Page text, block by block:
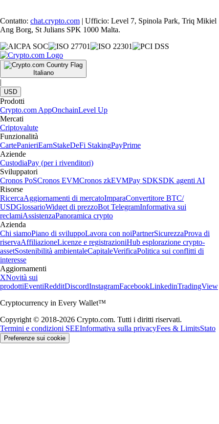
Contatto: chat.crypto.com | Ufficio: Level 7, Spinola Park, Triq Mikiel
Ang Borg, St Julians SPK 1000 Malta.
Italiano
|
USD
Prodotti
Crypto.com AppOnchainLevel Up
Mercati
Criptovalute
Funzionalità
CartePanieriEarnStakeDeFi StakingPayPrime
Aziende
CustodiaPay (per i rivenditori)
Sviluppatori
Cronos PoSCronos EVMCronos zkEVMPay SDKSDK agenti AI
Risorse
RicercaAggiornamenti di mercatoImparaConvertitore BTC/
USDGlossarioWidget di prezzoBot TelegramInformativa sui
reclamiAssistenzaPanoramica crypto
Azienda
Chi siamoPiano di sviluppoLavora con noiPartnerSicurezzaProva di
riservaAffiliazioneLicenze e registrazioniHub esplorazione crypto-
assetSostenibilità ambientaleCapitaleVerificaPolitica sui conflitti di
interesse
Aggiornamenti
XNovità sui
prodottiEventiRedditDiscordInstagramFacebookLinkedinTradingView
Cryptocurrency in Every Wallet™
Copyright © 2018-2026 Crypto.com. Tutti i diritti riservati.
Termini e condizioni SEEInformativa sulla privacyFees & LimitsStato
Preferenze sui cookie